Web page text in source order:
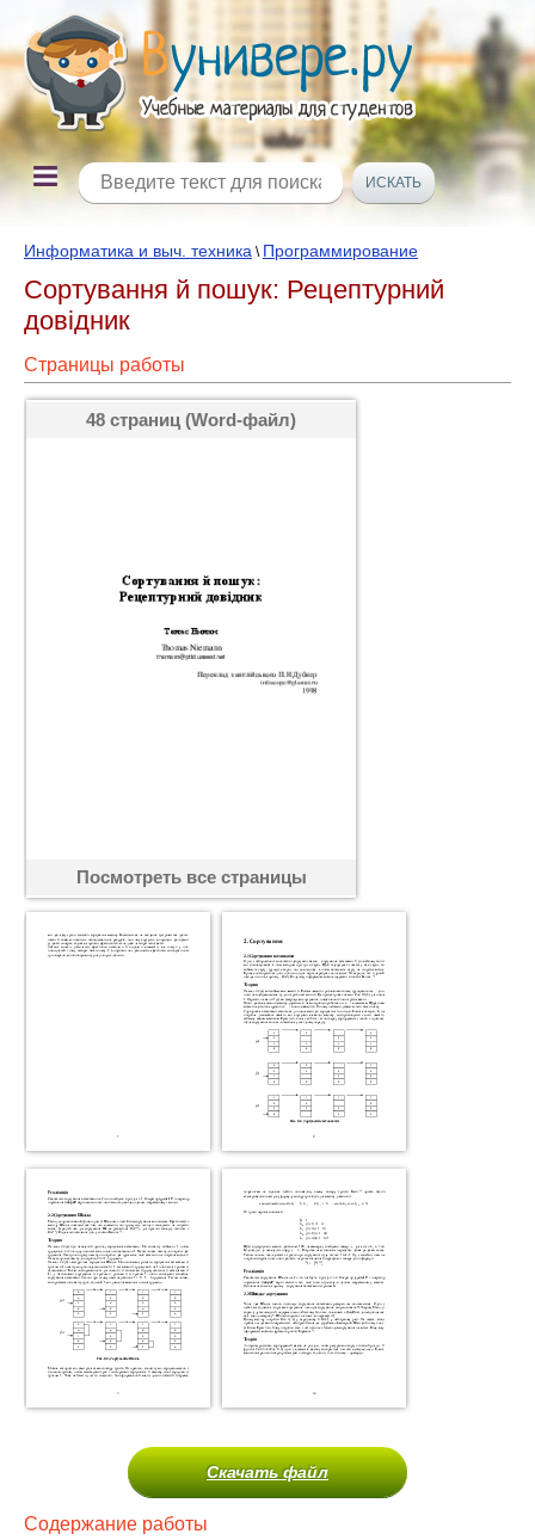
Информатика и выч. техника \ Программирование
Сортування й пошук: Рецептурний
довідник
Страницы работы
48 страниц (Word-файл)
Посмотреть все страницы
Скачать файл
Содержание работы